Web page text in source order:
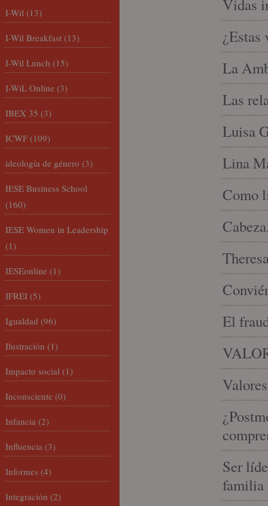
Vidas
¿Estas
La
Las
Luisa
Lina
Como
El
Ser
familia
I-Wil (13)
I-Wil Breakfast (13)
I-Wil Lunch (15)
I-WiL Online (3)
IBEX 35 (3)
ICWF (109)
ideología de género (3)
IESE Business School
(160)
IESE Women in Leadership
(1)
IESEonline (1)
IFREI (5)
Igualdad (96)
Ilustración (1)
Impacto social (1)
Inconsciente (0)
Infancia (2)
Influencia (3)
Informes (4)
Integración (2)